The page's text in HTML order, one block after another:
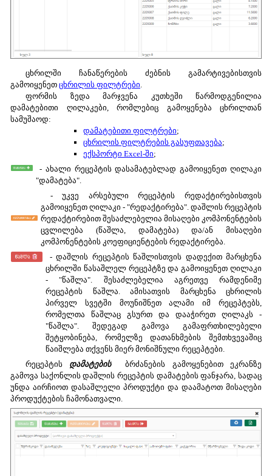
ცხრილში ჩანაწერების ძებნის გამარტივებისთვის
გამოიყენეთ ცხრილის ფილტრები.
ფორმის ზედა მარჯვენა კუთხეში წარმოდგენილია
დამატებითი ღილაკები, რომლებიც გამოყენება ცხრილთან
სამუშაოდ:
დამატებითი ფილტრები;
ცხრილის ფილტრების გასუფთავება;
ექსპორტი Excel-ში;
- ახალი რეცეპტის დასამატებლად გამოიყენეთ ღილაკი
"დამატება".
- უკვე არსებული რეცეპტის რედაქტირებისთვის
გამოიყენეთ ღილაკი - "რედაქტირება". დაშლის რეცეპტის
რედაქტირებით შესაძლებელია მისაღები კომპონენტების
ცვლილება (წაშლა, დამატება) და/ან მისაღები
კომპონენტების კოეფიციენტების რედაქტირება.
- დაშლის რეცეპტის წაშლისთვის დადექით მარცხენა
ცხრილში წასაშლელ რეცეპტზე და გამოიყენეთ ღილაკი
- "წაშლა". შესაძლებელია აგრეთვე რამდენიმე
რეცეპტის წაშლა. ამისათვის მარცხენა ცხრილის
პირველ სვეტში მოუნიშნეთ ალამი იმ რეცეპტებს,
რომელთა წაშლაც გსურთ და დააჭირეთ ღილაკს -
"წაშლა". შედეგად გამოვა გამაფრთხილებელი
შეტყობინება, რომელზე დათანხმების შემთხვევაშიც
წაიშლება თქვენს მიერ მონიშნული რეცეპტები.
რეცეპტის დამატებისბრძანების გამოყენებით ეკრანზე
გამოვა საქონლის დაშლის რეცეპტის დამატების ფანჯარა, სადაც
უნდა აირჩიოთ დასაშლელი პროდუქტი და დაამატოთ მისაღები
პროდუქტების ჩამონათვალი.